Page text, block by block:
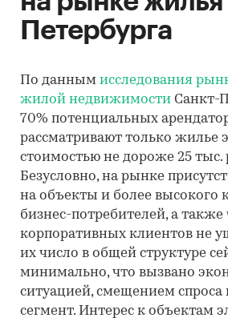
Петербурга
По данным исследования
жилой недвижимости Санкт-
70% потенциальных
рассматривают только жилье
стоимостью не дороже 25 тыс.
Безусловно, на рынке
на объекты и более высокого
бизнес-потребителей, а также
корпоративных клиентов не
их число в общей структуре
минимально, что вызвано
ситуацией, смещением спроса
сегмент. Интерес к объектам